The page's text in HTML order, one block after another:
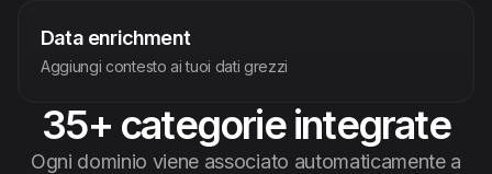
Data enrichment
Aggiungi contesto ai tuoi dati grezzi
35+ categorie integrate
Ogni dominio viene associato automaticamente a